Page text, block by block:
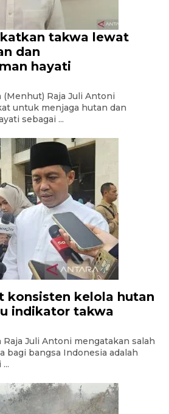
takwa lewat
dan
hayati
Raja Juli Antoni
untuk menjaga hutan dan
sebagai ...
konsisten kelola hutan
indikator takwa
Juli Antoni mengatakan salah
bagi bangsa Indonesia adalah